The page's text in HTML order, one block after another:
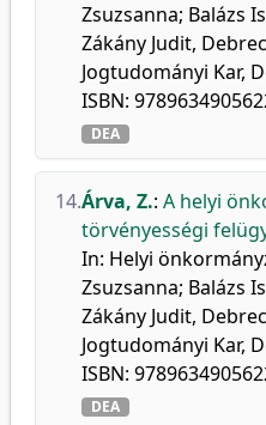
Zsuzsanna; Balázs
Zákány Judit,
Jogtudományi Kar,
ISBN:
DEA
14.Árva, Z.: A helyi
törvényességi
In: Helyi
Zsuzsanna; Balázs
Zákány Judit,
Jogtudományi Kar,
ISBN:
DEA